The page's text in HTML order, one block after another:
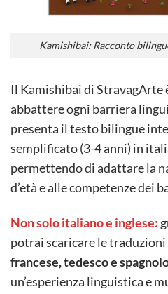
Kamishibai: Racconto
Il Kamishibai di StravagArte
abbattere ogni barriera
presenta il testo bilingue
semplificato (3-4 anni) in
permettendo di adattare la
d’età e alle competenze dei
Non solo italiano e inglese:
potrai scaricare le
francese, tedesco e
un’esperienza linguistica e